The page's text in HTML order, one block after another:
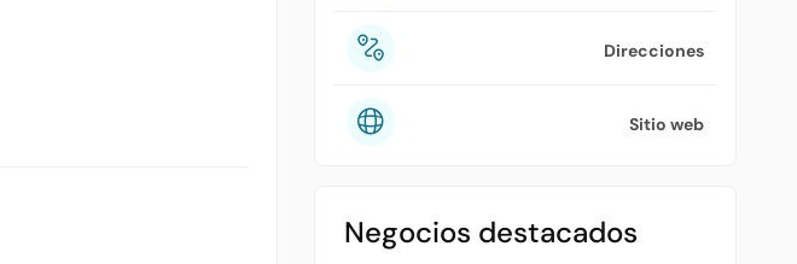
Direcciones
Sitio web
Negocios destacados